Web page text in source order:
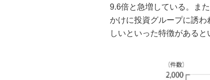
9.6倍と急増している。ま
かけに投資グループに誘
しいといった特徴があると